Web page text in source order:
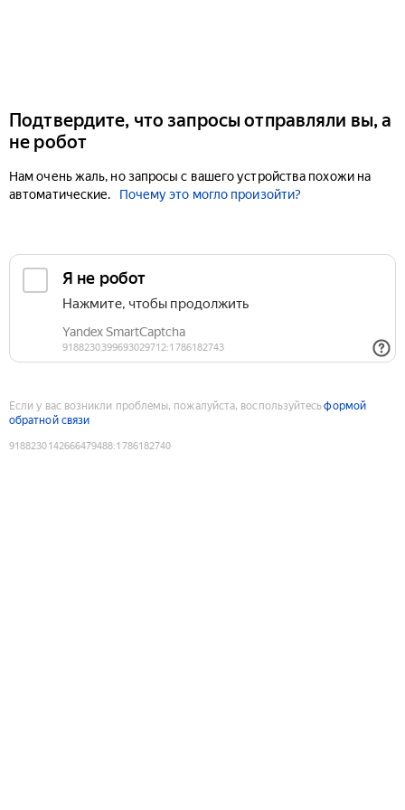
Подтвердите, что запросы отправляли вы, а
не робот
Нам очень жаль, но запросы с вашего устройства похожи на
автоматические.
Почему это могло произойти?
Если у вас возникли проблемы, пожалуйста, воспользуйтесьформой
обратной связи
9188230142666479488:1786182740